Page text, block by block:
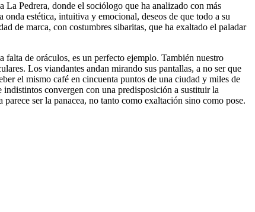
Pedrera, donde el sociólogo que ha analizado con más
estética, intuitiva y emocional, deseos de que todo a su
de marca, con costumbres sibaritas, que ha exaltado el paladar
falta de oráculos, es un perfecto ejemplo. También nuestro
Los viandantes andan mirando sus pantallas, a no ser que
el mismo café en cincuenta puntos de una ciudad y miles de
convergen con una predisposición a sustituir la
ser la panacea, no tanto como exaltación sino como pose.